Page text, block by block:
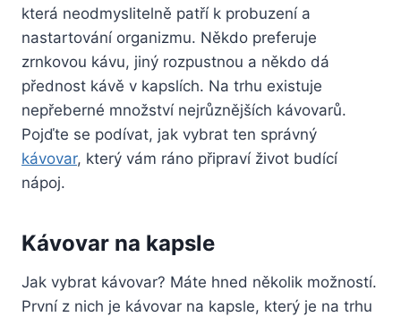
která neodmyslitelně patří k probuzení a
nastartování organizmu. Někdo preferuje
zrnkovou kávu, jiný rozpustnou a někdo dá
přednost kávě v kapslích. Na trhu existuje
nepřeberné množství nejrůznějších kávovarů.
Pojďte se podívat, jak vybrat ten správný
kávovar, který vám ráno připraví život budící
nápoj.
Kávovar na kapsle
Jak vybrat kávovar? Máte hned několik možností.
První z nich je kávovar na kapsle, který je na trhu